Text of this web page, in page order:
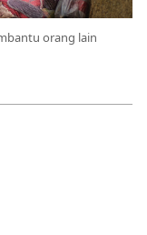
orang lain